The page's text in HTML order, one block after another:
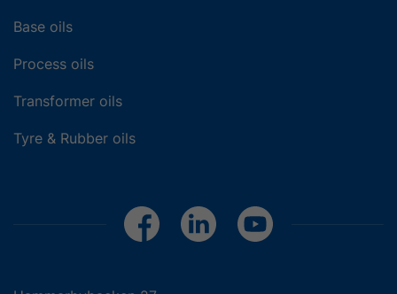
Base oils
Process oils
Transformer oils
Tyre & Rubber oils